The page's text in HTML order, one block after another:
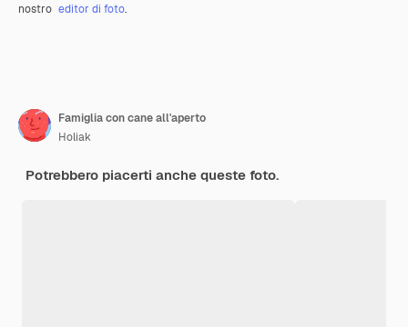
nostro editor di foto.
Famiglia con cane all'aperto
Holiak
Potrebbero piacerti anche queste foto.